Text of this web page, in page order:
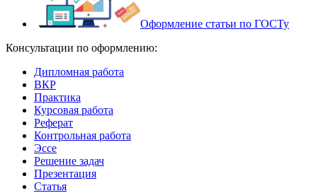
Оформление статьи по ГОСТу
Консультации по оформлению:
Дипломная работа
ВКР
Практика
Курсовая работа
Реферат
Контрольная работа
Эссе
Решение задач
Презентация
Статья